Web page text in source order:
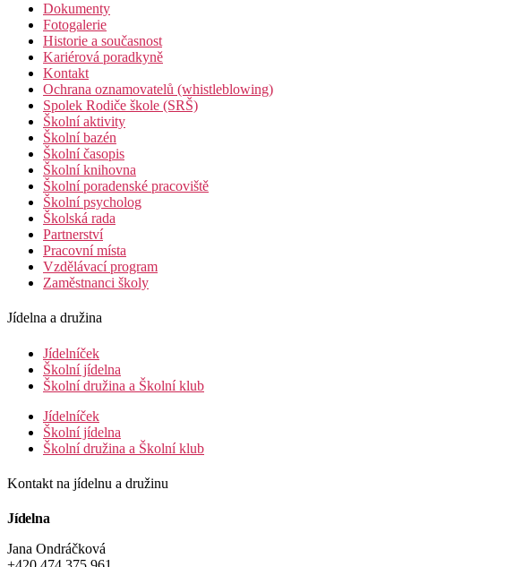
Dokumenty
Fotogalerie
Historie a současnost
Kariérová poradkyně
Kontakt
Ochrana oznamovatelů (whistleblowing)
Spolek Rodiče škole (SRŠ)
Školní aktivity
Školní bazén
Školní časopis
Školní knihovna
Školní poradenské pracoviště
Školní psycholog
Školská rada
Partnerství
Pracovní místa
Vzdělávací program
Zaměstnanci školy
Jídelna a družina
Jídelníček
Školní jídelna
Školní družina a Školní klub
Jídelníček
Školní jídelna
Školní družina a Školní klub
Kontakt na jídelnu a družinu
Jídelna
Jana Ondráčková